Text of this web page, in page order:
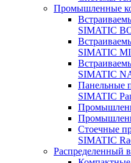
Промышленные
SIMATIC
SIMATIC
SIMATIC
Панельные
SIMATIC
Стоечные
SIMATIC
Распределенный